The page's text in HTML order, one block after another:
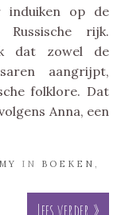
induiken op de
rijk.
dat zowel de
aangrijpt,
folklore. Dat
Anna, een
IN BOEKEN
Lees verder »